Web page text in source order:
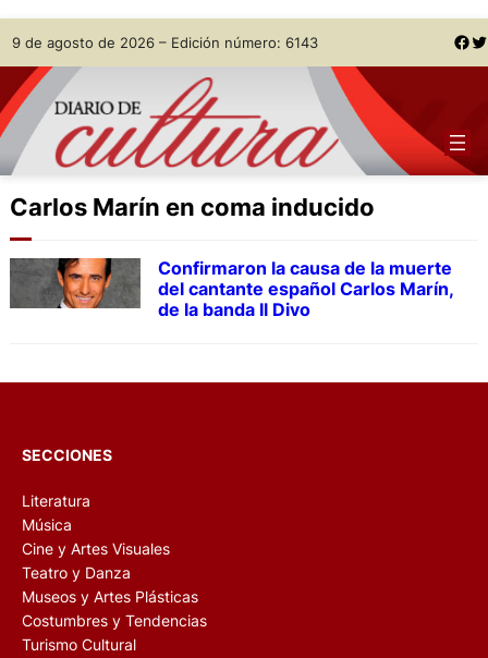
Skip
to
content
9 de agosto de 2026 – Edición número: 6143 Facebook Twitter
Carlos Marín en coma inducido
Confirmaron la causa de la muerte
del cantante español Carlos Marín,
de la banda Il Divo
SECCIONES
Literatura
Música
Cine y Artes Visuales
Teatro y Danza
Museos y Artes Plásticas
Costumbres y Tendencias
Turismo Cultural